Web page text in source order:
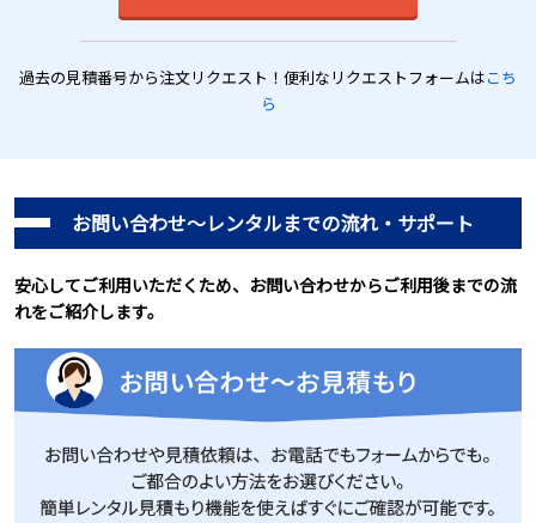
過去の見積番号から注文リクエスト！便利なリクエストフォームはこち
ら
お問い合わせ～レンタルまでの流れ・サポート
安心してご利用いただくため、お問い合わせからご利用後までの流
れをご紹介します。